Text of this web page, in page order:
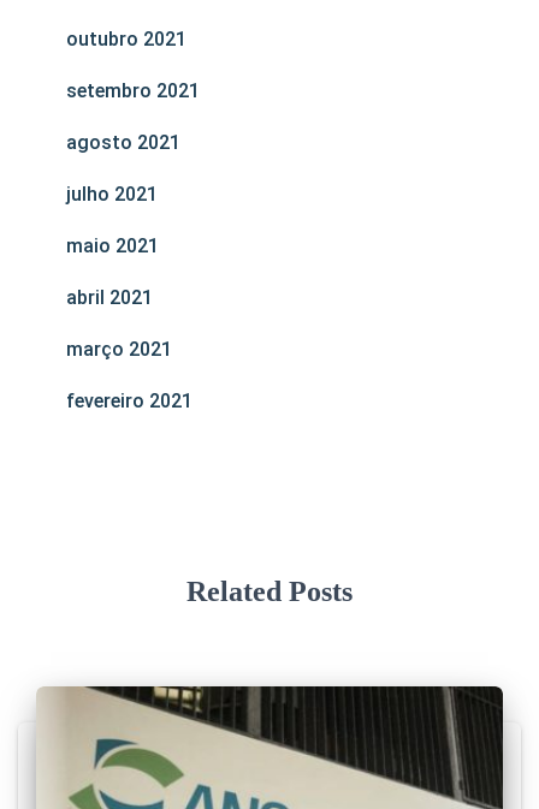
outubro 2021
setembro 2021
agosto 2021
julho 2021
maio 2021
abril 2021
março 2021
fevereiro 2021
Related Posts